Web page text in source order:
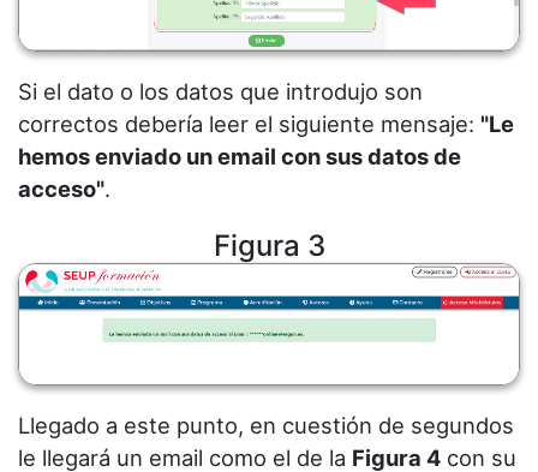
Si el dato o los datos que introdujo son
correctos debería leer el siguiente mensaje: "Le
hemos enviado un email con sus datos de
acceso".
Figura 3
Llegado a este punto, en cuestión de segundos
le llegará un email como el de la Figura 4 con su